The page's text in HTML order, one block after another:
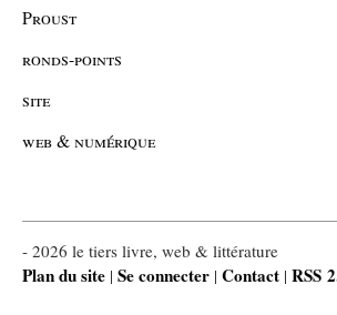
Proust
ronds-points
site
web & numérique
- 2026 le tiers livre, web & littérature
Plan du site | Se connecter | Contact | RSS